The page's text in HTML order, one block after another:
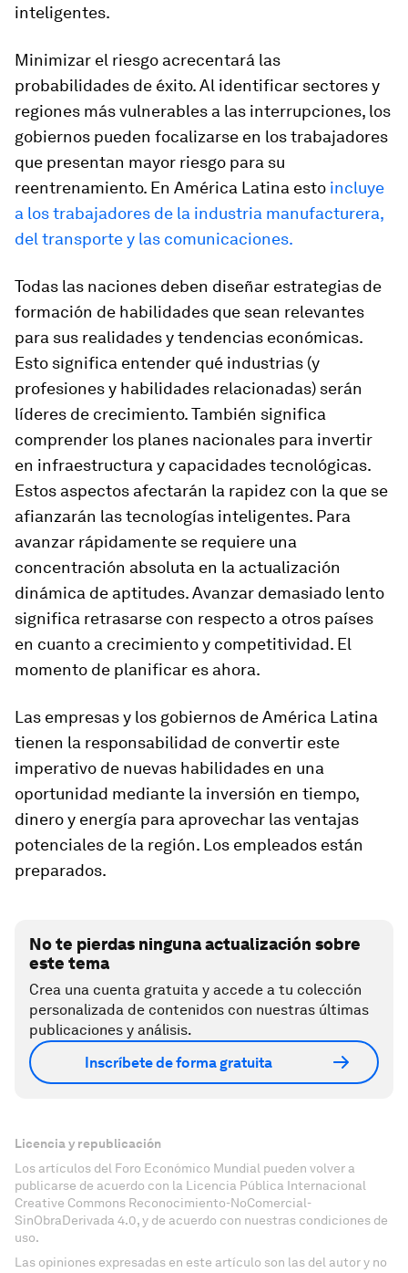
inteligentes.
Minimizar el riesgo acrecentará las
probabilidades de éxito. Al identificar sectores y
regiones más vulnerables a las interrupciones, los
gobiernos pueden focalizarse en los trabajadores
que presentan mayor riesgo para su
reentrenamiento. En América Latina esto incluye
a los trabajadores de la industria manufacturera,
del transporte y las comunicaciones.
Todas las naciones deben diseñar estrategias de
formación de habilidades que sean relevantes
para sus realidades y tendencias económicas.
Esto significa entender qué industrias (y
profesiones y habilidades relacionadas) serán
líderes de crecimiento. También significa
comprender los planes nacionales para invertir
en infraestructura y capacidades tecnológicas.
Estos aspectos afectarán la rapidez con la que se
afianzarán las tecnologías inteligentes. Para
avanzar rápidamente se requiere una
concentración absoluta en la actualización
dinámica de aptitudes. Avanzar demasiado lento
significa retrasarse con respecto a otros países
en cuanto a crecimiento y competitividad. El
momento de planificar es ahora.
Las empresas y los gobiernos de América Latina
tienen la responsabilidad de convertir este
imperativo de nuevas habilidades en una
oportunidad mediante la inversión en tiempo,
dinero y energía para aprovechar las ventajas
potenciales de la región. Los empleados están
preparados.
No te pierdas ninguna actualización sobre
este tema
Crea una cuenta gratuita y accede a tu colección
personalizada de contenidos con nuestras últimas
publicaciones y análisis.
Inscríbete de forma gratuita
Licencia y republicación
Los artículos del Foro Económico Mundial pueden volver a
publicarse de acuerdo con la Licencia Pública Internacional
Creative Commons Reconocimiento-NoComercial-
SinObraDerivada 4.0, y de acuerdo con nuestras condiciones de
uso.
Las opiniones expresadas en este artículo son las del autor y no